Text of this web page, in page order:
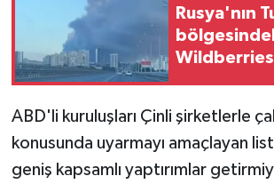
Rusya'nın
ABD'li kuruluşları Çinli şirketlerle
konusunda uyarmayı amaçlayan
geniş kapsamlı yaptırımlar